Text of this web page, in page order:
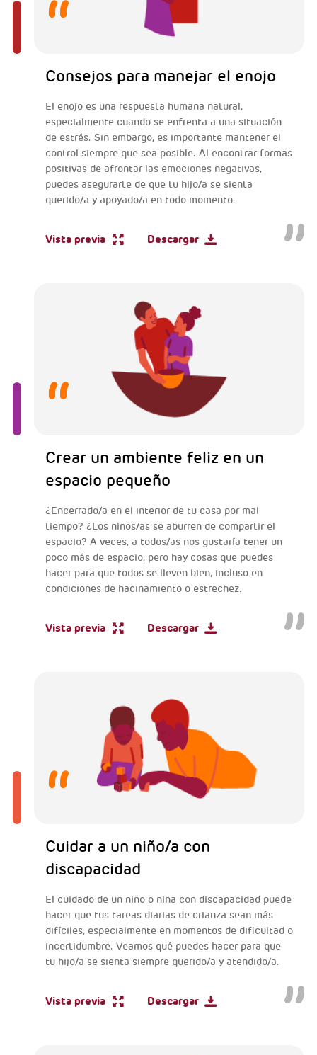
Consejos para manejar el enojo
El enojo es una respuesta humana natural,
especialmente cuando se enfrenta a una situación
de estrés. Sin embargo, es importante mantener el
control siempre que sea posible. Al encontrar formas
positivas de afrontar las emociones negativas,
puedes asegurarte de que tu hijo/a se sienta
querido/a y apoyado/a en todo momento.
Vista previa Descargar
Crear un ambiente feliz en un
espacio pequeño
¿Encerrado/a en el interior de tu casa por mal
tiempo? ¿Los niños/as se aburren de compartir el
espacio? A veces, a todos/as nos gustaría tener un
poco más de espacio, pero hay cosas que puedes
hacer para que todos se lleven bien, incluso en
condiciones de hacinamiento o estrechez.
Vista previa Descargar
Cuidar a un niño/a con
discapacidad
El cuidado de un niño o niña con discapacidad puede
hacer que tus tareas diarias de crianza sean más
difíciles, especialmente en momentos de dificultad o
incertidumbre. Veamos qué puedes hacer para que
tu hijo/a se sienta siempre querido/a y atendido/a.
Vista previa Descargar